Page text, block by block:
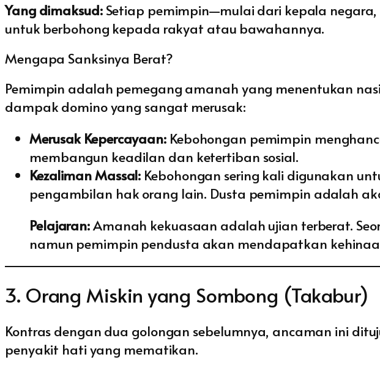
Yang dimaksud:Setiap pemimpin—mulai dari kepala
untuk berbohong kepada rakyat atau bawahannya.
Mengapa Sanksinya Berat?
Pemimpin adalah pemegang amanah yang menentukan
dampak domino yang sangat merusak:
Merusak Kepercayaan: Kebohongan pemimpin
membangun keadilan dan ketertiban sosial.
Kezaliman Massal: Kebohongan sering kali digunakan
pengambilan hak orang lain. Dusta pemimpin adalah
Pelajaran:Amanah kekuasaan adalah ujian terberat.
namun pemimpin pendusta akan mendapatkan
3. Orang Miskin yang Sombong (Takabur)
Kontras dengan dua golongan sebelumnya, ancaman ini
penyakit hati yang mematikan.